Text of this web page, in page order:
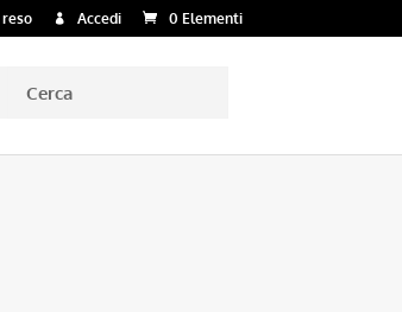
Accedi 0 Elementi